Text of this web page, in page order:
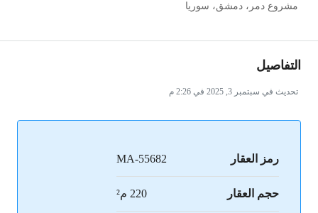
مشروع دمر، دمشق، سوريا
التفاصيل
تحديث في سبتمبر 3, 2025 في 2:26 م
رمز العقار MA-55682
حجم العقار 220 م²